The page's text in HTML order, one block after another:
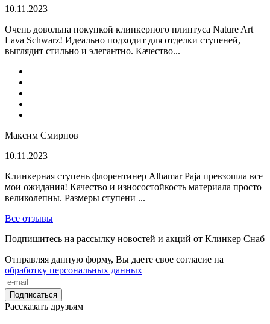
10.11.2023
Очень довольна покупкой клинкерного плинтуса Nature Art
Lava Schwarz! Идеально подходит для отделки ступеней,
выглядит стильно и элегантно. Качество...
Максим Смирнов
10.11.2023
Клинкерная ступень флорентинер Alhamar Paja превзошла все
мои ожидания! Качество и износостойкость материала просто
великолепны. Размеры ступени ...
Все отзывы
Подпишитесь на рассылку новостей и акций от Клинкер Снаб
Отправляя данную форму, Вы даете свое согласие на
обработку персональных данных
Подписаться
Рассказать друзьям